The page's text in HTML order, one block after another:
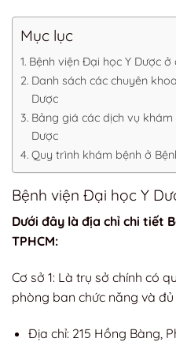
Mục lục
Bệnh viện Đại học Y Dược ở
Danh sách các chuyên
Dược
Bảng giá các dịch vụ
Dược
Quy trình khám bệnh ở
Bệnh viện Đại học Y
Dưới đây là địa chỉ chi tiết
TPHCM:
Cơ sở 1: Là trụ sở chính có
phòng ban chức năng và
Địa chỉ: 215 Hồng Bàng,